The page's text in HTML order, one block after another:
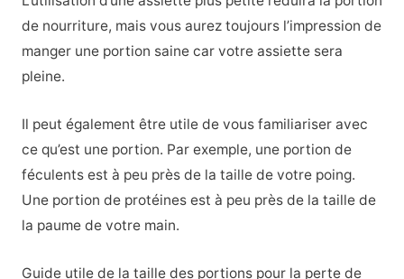
de nourriture, mais vous aurez toujours l’impression de
manger une portion saine car votre assiette sera
pleine.
Il peut également être utile de vous familiariser avec
ce qu’est une portion. Par exemple, une portion de
féculents est à peu près de la taille de votre poing.
Une portion de protéines est à peu près de la taille de
la paume de votre main.
Guide utile de la taille des portions pour la perte de